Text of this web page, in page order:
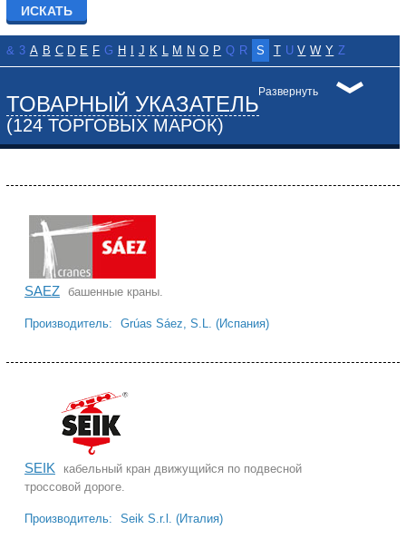
& 3 A B C D E F G H J K L M N O P Q R S T U V W Y Z
Развернуть
ТОВАРНЫЙ УКАЗАТЕЛЬ
(124 ТОРГОВЫХ МАРОК)
SAEZ башенные краны.
Производитель: Grúas Sáez, S.L. (Испания)
SEIK
кабельный кран движущийся по подвесной
троссовой дороге.
Производитель: Seik S.r.l. (Италия)